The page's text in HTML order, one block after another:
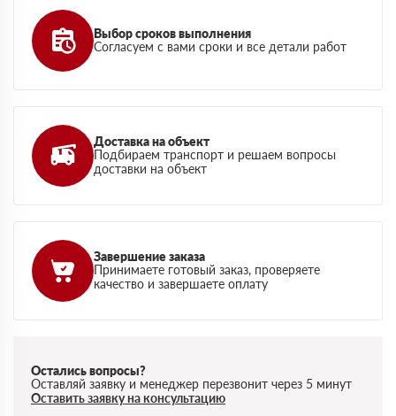
Выбор сроков выполнения
Согласуем с вами сроки и все детали работ
Доставка на объект
Подбираем транспорт и решаем вопросы
доставки на объект
Завершение заказа
Принимаете готовый заказ, проверяете
качество и завершаете оплату
Остались вопросы?
Оставляй заявку и менеджер перезвонит через 5 минут
Оставить заявку на консультацию